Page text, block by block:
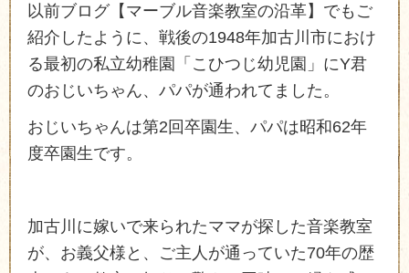
以前ブログ【マーブル音楽教室の沿革】でもご
紹介したように、戦後の1948年加古川市におけ
る最初の私立幼稚園「こひつじ幼児園」にY君
のおじいちゃん、パパが通われてました。
おじいちゃんは第2回卒園生、パパは昭和62年
度卒園生です。
加古川に嫁いで来られたママが探した音楽教室
が、お義父様と、ご主人が通っていた70年の歴